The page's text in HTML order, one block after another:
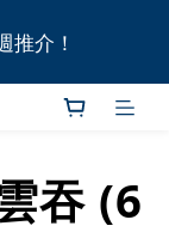
即享本地免
推介！
即享本地免
吞 (6